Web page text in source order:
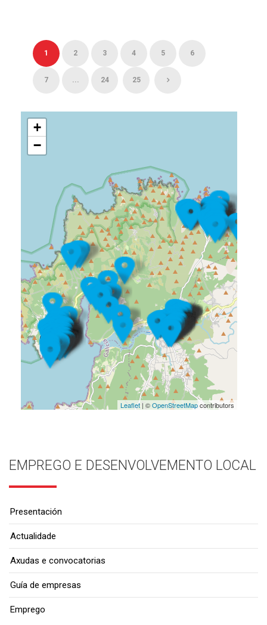
1 2 3 4 5 6
7 ... 24 25
+
−
Leaflet| ©OpenStreetMapcontributors
EMPREGO E DESENVOLVEMENTO LOCAL
Presentación
Actualidade
Axudas e convocatorias
Guía de empresas
Emprego